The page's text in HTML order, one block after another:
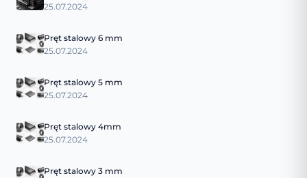
25.07.2024
Pręt stalowy 6 mm
25.07.2024
Pręt stalowy 5 mm
25.07.2024
Pręt stalowy 4mm
25.07.2024
Pręt stalowy 3 mm